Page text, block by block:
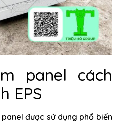
panel cách
EPS
panel được sử dụng phổ biến